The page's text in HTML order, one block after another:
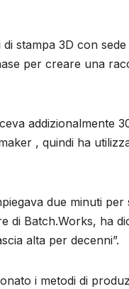
stampa 3D con
per creare una
addizionalmente
, quindi ha
due minuti
di Batch.Works, ha
alta per decenni”.
i metodi di